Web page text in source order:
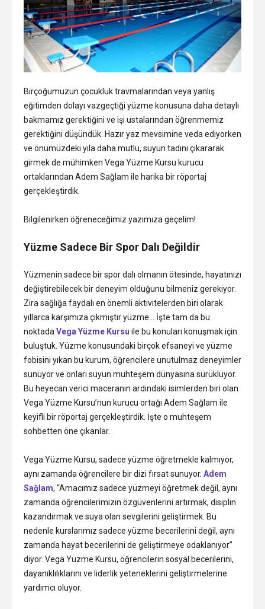
Birçoğumuzun çocukluk travmalarından veya yanlış
eğitimden dolayı vazgeçtiği yüzme konusuna daha detaylı
bakmamız gerektiğini ve işi ustalarından öğrenmemiz
gerektiğini düşündük. Hazır yaz mevsimine veda ediyorken
ve önümüzdeki yıla daha mutlu, suyun tadını çıkararak
girmek de mühimken Vega Yüzme Kursu kurucu
ortaklarından Adem Sağlam ile harika bir röportaj
gerçekleştirdik.
Ankara
escort
escort
Çankaya
evi
olan
escort
Bilgilenirken öğreneceğimiz yazımıza geçelim!
Yüzme Sadece Bir Spor Dalı Değildir
Yüzmenin sadece bir spor dalı olmanın ötesinde, hayatınızı
değiştirebilecek bir deneyim olduğunu bilmeniz gerekiyor.
Zira sağlığa faydalı en önemli aktivitelerden biri olarak
yıllarca karşımıza çıkmıştır yüzme… İşte tam da bu
noktadaVega Yüzme Kursu ile bu konuları konuşmak için
buluştuk. Yüzme konusundaki birçok efsaneyi ve yüzme
fobisini yıkan bu kurum, öğrencilere unutulmaz deneyimler
sunuyor ve onları suyun muhteşem dünyasına sürüklüyor.
Bu heyecan verici maceranın ardındaki isimlerden biri olan
Vega Yüzme Kursu’nun kurucu ortağı Adem Sağlam ile
keyifli bir röportaj gerçekleştirdik. İşte o muhteşem
sohbetten öne çıkanlar.
Vega Yüzme Kursu, sadece yüzme öğretmekle kalmıyor,
aynı zamanda öğrencilere bir dizi fırsat sunuyor. Adem
Sağlam, “Amacımız sadece yüzmeyi öğretmek değil, aynı
zamanda öğrencilerimizin özgüvenlerini artırmak, disiplin
kazandırmak ve suya olan sevgilerini geliştirmek. Bu
nedenle kurslarımız sadece yüzme becerilerini değil, aynı
zamanda hayat becerilerini de geliştirmeye odaklanıyor”
diyor. Vega Yüzme Kursu, öğrencilerin sosyal becerilerini,
dayanıklılıklarını ve liderlik yeteneklerini geliştirmelerine
yardımcı oluyor.